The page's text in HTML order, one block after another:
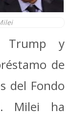
Trump y
de
del Fondo
Milei ha